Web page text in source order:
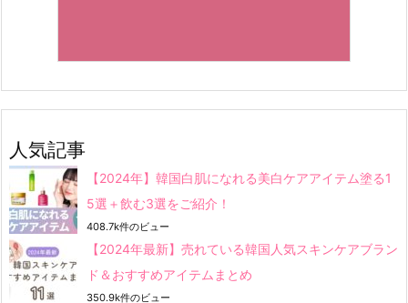
人気記事
【2024年】韓国白肌になれる美白ケアアイテム塗る1
5選＋飲む3選をご紹介！
408.7k件のビュー
【2024年最新】売れている韓国人気スキンケアブラン
ド＆おすすめアイテムまとめ
350.9k件のビュー